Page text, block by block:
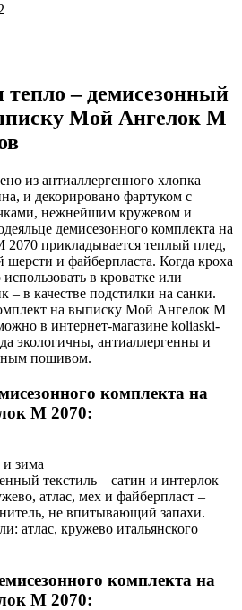
тепло – демисезонный
Мой Ангелок М
из антиаллергенного хлопка
и декорировано фартуком с
нежнейшим кружевом и
демисезонного комплекта на
прикладывается теплый плед,
и файберпласта. Когда кроха
в кроватке или
– в качестве подстилки на санки.
на выписку Мой Ангелок М
в интернет-магазине koliaski-
экологичны, антиаллергенны и
пошивом.
комплекта на
М 2070:
и зима
текстиль – сатин и интерлок
атлас, мех и файберпласт –
не впитывающий запахи.
атлас, кружево итальянского
комплекта на
М 2070: